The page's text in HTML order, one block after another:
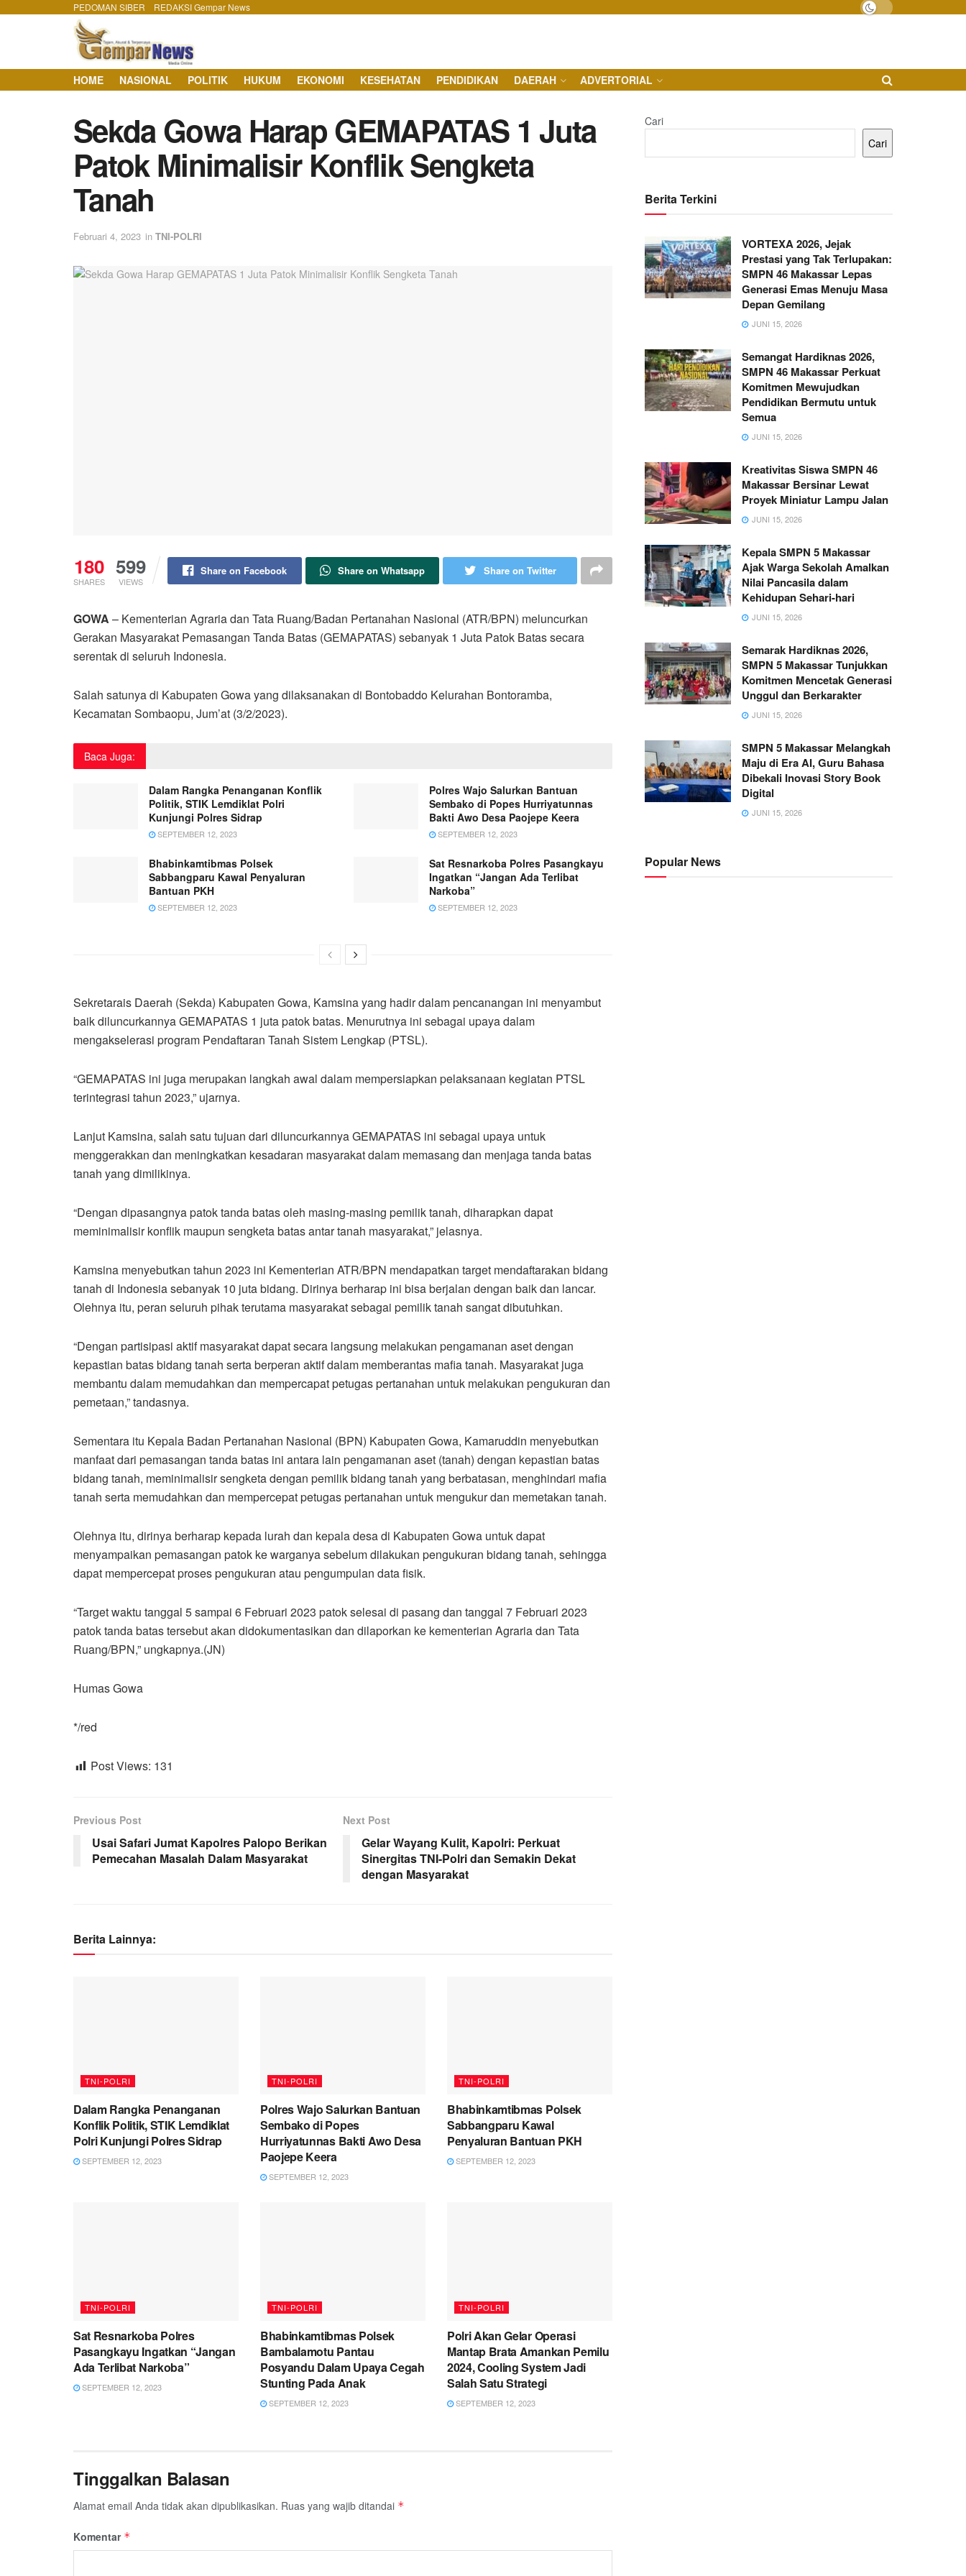
PEDOMAN SIBER REDAKSI Gempar News
HOME NASIONAL POLITIK HUKUM EKONOMI KESEHATAN PENDIDIKAN DAERAH ADVERTORIAL
Sekda Gowa Harap GEMAPATAS 1 Juta
Patok Minimalisir Konflik Sengketa
Tanah
Februari 4, 2023 in TNI-POLRI
180
SHARES
599
VIEWS
Share on Facebook Share on Whatsapp Share on Twitter
GOWA – Kementerian Agraria dan Tata Ruang/Badan Pertanahan Nasional (ATR/BPN) meluncurkan
Gerakan Masyarakat Pemasangan Tanda Batas (GEMAPATAS) sebanyak 1 Juta Patok Batas secara
serentak di seluruh Indonesia.
Salah satunya di Kabupaten Gowa yang dilaksanakan di Bontobaddo Kelurahan Bontoramba,
Kecamatan Sombaopu, Jum’at (3/2/2023).
Baca Juga:
Dalam Rangka Penanganan Konflik
Politik, STIK Lemdiklat Polri
Kunjungi Polres Sidrap
SEPTEMBER 12, 2023
Polres Wajo Salurkan Bantuan
Sembako di Popes Hurriyatunnas
Bakti Awo Desa Paojepe Keera
SEPTEMBER 12, 2023
Bhabinkamtibmas Polsek
Sabbangparu Kawal Penyaluran
Bantuan PKH
SEPTEMBER 12, 2023
Sat Resnarkoba Polres Pasangkayu
Ingatkan “Jangan Ada Terlibat
Narkoba”
SEPTEMBER 12, 2023
Sekretarais Daerah (Sekda) Kabupaten Gowa, Kamsina yang hadir dalam pencanangan ini menyambut
baik diluncurkannya GEMAPATAS 1 juta patok batas. Menurutnya ini sebagai upaya dalam
mengakselerasi program Pendaftaran Tanah Sistem Lengkap (PTSL).
“GEMAPATAS ini juga merupakan langkah awal dalam mempersiapkan pelaksanaan kegiatan PTSL
terintegrasi tahun 2023,” ujarnya.
Lanjut Kamsina, salah satu tujuan dari diluncurkannya GEMAPATAS ini sebagai upaya untuk
menggerakkan dan meningkatkan kesadaran masyarakat dalam memasang dan menjaga tanda batas
tanah yang dimilikinya.
“Dengan dipasangnya patok tanda batas oleh masing-masing pemilik tanah, diharapkan dapat
meminimalisir konflik maupun sengketa batas antar tanah masyarakat,” jelasnya.
Kamsina menyebutkan tahun 2023 ini Kementerian ATR/BPN mendapatkan target mendaftarakan bidang
tanah di Indonesia sebanyak 10 juta bidang. Dirinya berharap ini bisa berjalan dengan baik dan lancar.
Olehnya itu, peran seluruh pihak terutama masyarakat sebagai pemilik tanah sangat dibutuhkan.
“Dengan partisipasi aktif masyarakat dapat secara langsung melakukan pengamanan aset dengan
kepastian batas bidang tanah serta berperan aktif dalam memberantas mafia tanah. Masyarakat juga
membantu dalam memudahkan dan mempercapat petugas pertanahan untuk melakukan pengukuran dan
pemetaan,” tandasnya.
Sementara itu Kepala Badan Pertanahan Nasional (BPN) Kabupaten Gowa, Kamaruddin menyebutkan
manfaat dari pemasangan tanda batas ini antara lain pengamanan aset (tanah) dengan kepastian batas
bidang tanah, meminimalisir sengketa dengan pemilik bidang tanah yang berbatasan, menghindari mafia
tanah serta memudahkan dan mempercepat petugas pertanahan untuk mengukur dan memetakan tanah.
Olehnya itu, dirinya berharap kepada lurah dan kepala desa di Kabupaten Gowa untuk dapat
menyampaikan pemasangan patok ke warganya sebelum dilakukan pengukuran bidang tanah, sehingga
dapat mempercepat proses pengukuran atau pengumpulan data fisik.
“Target waktu tanggal 5 sampai 6 Februari 2023 patok selesai di pasang dan tanggal 7 Februari 2023
patok tanda batas tersebut akan didokumentasikan dan dilaporkan ke kementerian Agraria dan Tata
Ruang/BPN,” ungkapnya.(JN)
Humas Gowa
*/red
Post Views: 131
Previous Post
Usai Safari Jumat Kapolres Palopo Berikan
Pemecahan Masalah Dalam Masyarakat
Next Post
Gelar Wayang Kulit, Kapolri: Perkuat
Sinergitas TNI-Polri dan Semakin Dekat
dengan Masyarakat
Berita Lainnya:
TNI-POLRI
Dalam Rangka Penanganan
Konflik Politik, STIK Lemdiklat
Polri Kunjungi Polres Sidrap
SEPTEMBER 12, 2023
TNI-POLRI
Polres Wajo Salurkan Bantuan
Sembako di Popes
Hurriyatunnas Bakti Awo Desa
Paojepe Keera
SEPTEMBER 12, 2023
TNI-POLRI
Bhabinkamtibmas Polsek
Sabbangparu Kawal
Penyaluran Bantuan PKH
SEPTEMBER 12, 2023
TNI-POLRI
Sat Resnarkoba Polres
Pasangkayu Ingatkan “Jangan
Ada Terlibat Narkoba”
SEPTEMBER 12, 2023
TNI-POLRI
Bhabinkamtibmas Polsek
Bambalamotu Pantau
Posyandu Dalam Upaya Cegah
Stunting Pada Anak
SEPTEMBER 12, 2023
TNI-POLRI
Polri Akan Gelar Operasi
Mantap Brata Amankan Pemilu
2024, Cooling System Jadi
Salah Satu Strategi
SEPTEMBER 12, 2023
Tinggalkan Balasan
Alamat email Anda tidak akan dipublikasikan. Ruas yang wajib ditandai *
Komentar *
Cari
Cari
Berita Terkini
VORTEXA 2026, Jejak
Prestasi yang Tak Terlupakan:
SMPN 46 Makassar Lepas
Generasi Emas Menuju Masa
Depan Gemilang
JUNI 15, 2026
Semangat Hardiknas 2026,
SMPN 46 Makassar Perkuat
Komitmen Mewujudkan
Pendidikan Bermutu untuk
Semua
JUNI 15, 2026
Kreativitas Siswa SMPN 46
Makassar Bersinar Lewat
Proyek Miniatur Lampu Jalan
JUNI 15, 2026
Kepala SMPN 5 Makassar
Ajak Warga Sekolah Amalkan
Nilai Pancasila dalam
Kehidupan Sehari-hari
JUNI 15, 2026
Semarak Hardiknas 2026,
SMPN 5 Makassar Tunjukkan
Komitmen Mencetak Generasi
Unggul dan Berkarakter
JUNI 15, 2026
SMPN 5 Makassar Melangkah
Maju di Era AI, Guru Bahasa
Dibekali Inovasi Story Book
Digital
JUNI 15, 2026
Popular News